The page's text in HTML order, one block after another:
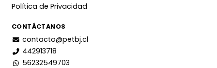
Política de Privacidad
CONTÁCTANOS
contacto@petbj.cl
442913718
56232549703